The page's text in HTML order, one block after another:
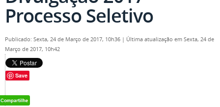
Processo Seletivo
Publicado: Sexta, 24 de Março de 2017, 10h36 | Última atualização em Sexta, 24 de
Março de 2017, 10h42
Save